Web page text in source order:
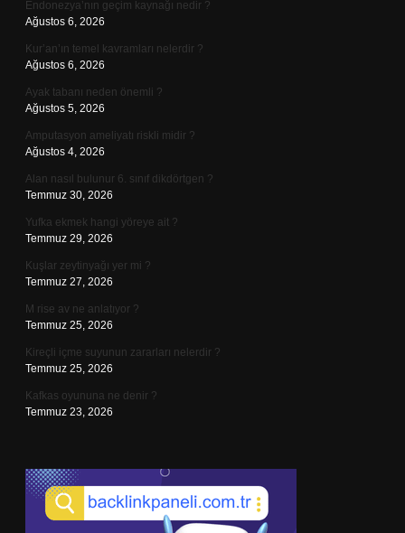
Endonezya’nın geçim kaynağı nedir ?
Ağustos 6, 2026
Kur’an’ın temel kavramları nelerdir ?
Ağustos 6, 2026
Ayak tabanı neden önemli ?
Ağustos 5, 2026
Amputasyon ameliyatı riskli midir ?
Ağustos 4, 2026
Alan nasıl bulunur 6. sınıf dikdörtgen ?
Temmuz 30, 2026
Yufka ekmek hangi yöreye ait ?
Temmuz 29, 2026
Kuşlar zeytinyağı yer mi ?
Temmuz 27, 2026
M rise av ne anlatıyor ?
Temmuz 25, 2026
Kireçli içme suyunun zararları nelerdir ?
Temmuz 25, 2026
Kafkas oyununa ne denir ?
Temmuz 23, 2026